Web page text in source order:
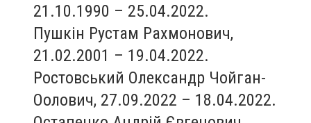
21.10.1990 – 25.04.2022.
Пушкін Рустам Рахмонович,
21.02.2001 – 19.04.2022.
Ростовський Олександр Чойган-
Оолович, 27.09.2022 – 18.04.2022.